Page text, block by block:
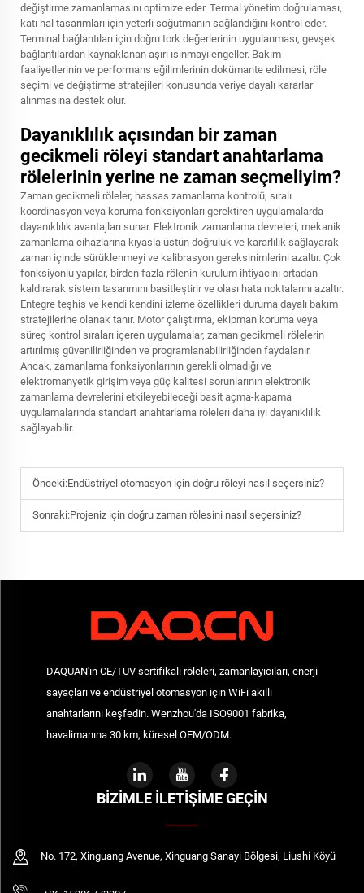
değiştirme zamanlamasını optimize eder. Termal yönetim doğrulaması,
katı hal tasarımları için yeterli soğutmanın sağlandığını kontrol eder.
Terminal bağlantıları için doğru tork değerlerinin uygulanması, gevşek
bağlantılardan kaynaklanan aşırı ısınmayı engeller. Bakım
faaliyetlerinin ve performans eğilimlerinin dokümante edilmesi, röle
seçimi ve değiştirme stratejileri konusunda veriye dayalı kararlar
alınmasına destek olur.
Dayanıklılık açısından bir zaman
gecikmeli röleyi standart anahtarlama
rölelerinin yerine ne zaman seçmeliyim?
Zaman gecikmeli röleler, hassas zamanlama kontrolü, sıralı
koordinasyon veya koruma fonksiyonları gerektiren uygulamalarda
dayanıklılık avantajları sunar. Elektronik zamanlama devreleri, mekanik
zamanlama cihazlarına kıyasla üstün doğruluk ve kararlılık sağlayarak
zaman içinde sürüklenmeyi ve kalibrasyon gereksinimlerini azaltır. Çok
fonksiyonlu yapılar, birden fazla rölenin kurulum ihtiyacını ortadan
kaldırarak sistem tasarımını basitleştirir ve olası hata noktalarını azaltır.
Entegre teşhis ve kendi kendini izleme özellikleri duruma dayalı bakım
stratejilerine olanak tanır. Motor çalıştırma, ekipman koruma veya
süreç kontrol sıraları içeren uygulamalar, zaman gecikmeli rölelerin
artırılmış güvenilirliğinden ve programlanabilirliğinden faydalanır.
Ancak, zamanlama fonksiyonlarının gerekli olmadığı ve
elektromanyetik girişim veya güç kalitesi sorunlarının elektronik
zamanlama devrelerini etkileyebileceği basit açma-kapama
uygulamalarında standart anahtarlama röleleri daha iyi dayanıklılık
sağlayabilir.
Önceki:Endüstriyel otomasyon için doğru röleyi nasıl seçersiniz?
Sonraki:Projeniz için doğru zaman rölesini nasıl seçersiniz?
DAQUAN'ın CE/TUV sertifikalı röleleri, zamanlayıcıları, enerji
sayaçları ve endüstriyel otomasyon için WiFi akıllı
anahtarlarını keşfedin. Wenzhou'da ISO9001 fabrika,
havalimanına 30 km, küresel OEM/ODM.
BIZIMLE İLETIŞIME GEÇIN
No. 172, Xinguang Avenue, Xinguang Sanayi Bölgesi, Liushi Köyü